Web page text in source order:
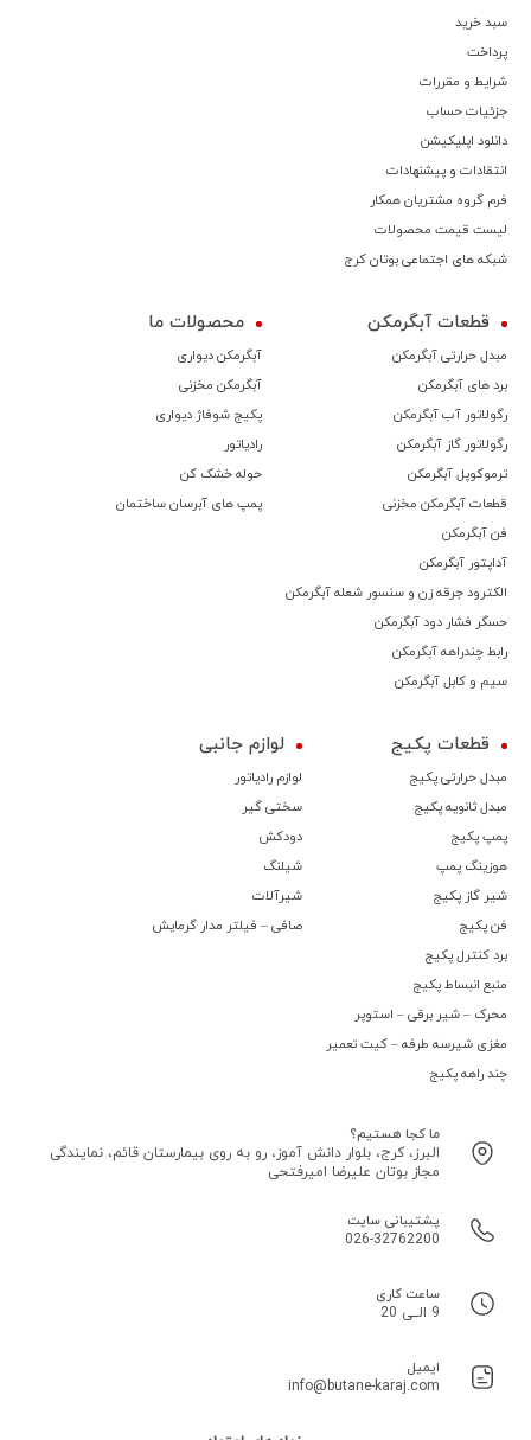
سبد خرید
پرداخت
شرایط و مقررات
جزئیات حساب
دانلود اپلیکیشن
انتقادات و پیشنهادات
فرم گروه مشتریان همکار
لیست قیمت محصولات
شبکه های اجتماعی بوتان کرج
قطعات آبگرمکن
مبدل حرارتی آبگرمکن
برد های آبگرمکن
رگولاتور آب آبگرمکن
رگولاتور گاز آبگرمکن
ترموكوپل آبگرمکن
قطعات آبگرمکن مخزنی
فن آبگرمکن
آداپتور آبگرمکن
الکترود جرقه زن و سنسور شعله آبگرمکن
حسگر فشار دود آبگرمکن
رابط چندراهه آبگرمکن
سیم و کابل آبگرمکن
محصولات ما
آبگرمکن دیواری
آبگرمکن مخزنی
پکیج شوفاژ دیواری
رادیاتور
حوله خشک کن
پمپ های آبرسان ساختمان
قطعات پکیج
مبدل حرارتی پکیج
مبدل ثانویه پکیج
پمپ پکیج
هوزینگ پمپ
شیر گاز پکیج
فن پکیج
برد کنترل پکیج
منبع انبساط پکیج
محرک – شیر برقی – استوپر
مغزی شیرسه طرفه – کیت تعمیر
چند راهه پکیج
لوازم جانبی
لوازم رادیاتور
سختی گیر
دودکش
شیلنگ
شیرآلات
صافی – فیلتر مدار گرمایش
ما کجا هستیم؟
البرز، کرج، بلوار دانش آموز، رو به روی بیمارستان قائم، نمایندگی
مجاز بوتان علیرضا امیرفتحی
پشتیبانی سایت
026-32762200
ساعت کاری
9 الــی 20
ایمیل
info@butane-karaj.com